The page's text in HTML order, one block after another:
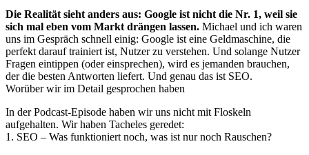
Die Realität sieht anders aus: Google ist nicht die Nr. 1, weil sie
sich mal eben vom Markt drängen lassen. Michael und ich waren
uns im Gespräch schnell einig: Google ist eine Geldmaschine, die
perfekt darauf trainiert ist, Nutzer zu verstehen. Und solange Nutzer
Fragen eintippen (oder einsprechen), wird es jemanden brauchen,
der die besten Antworten liefert. Und genau das ist SEO.
Worüber wir im Detail gesprochen haben
In der Podcast-Episode haben wir uns nicht mit Floskeln
aufgehalten. Wir haben Tacheles geredet:
1. SEO – Was funktioniert noch, was ist nur noch Rauschen?